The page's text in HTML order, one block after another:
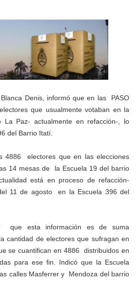
Denis, informó que en las PASO
que usualmente votaban en la
La Paz- actualmente en refacción-, lo
del Barrio Itatí.
4886 electores que en las elecciones
14 mesas de la Escuela 19 del barrio
está en proceso de refacción-
11 de agosto en la Escuela 396 del
que esta información es de suma
cantidad de electores que sufragan en
se cuantifican en 4886 distribuidos en
para ese fin. Indicó que la Escuela
calles Masferrer y Mendoza del barrio